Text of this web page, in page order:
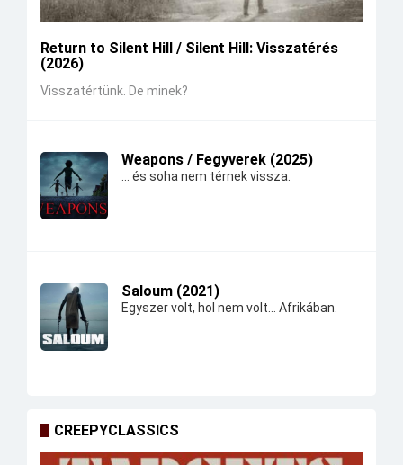
Return to Silent Hill / Silent Hill: Visszatérés
(2026)
Visszatértünk. De minek?
Weapons / Fegyverek (2025)
... és soha nem térnek vissza.
Saloum (2021)
Egyszer volt, hol nem volt... Afrikában.
CREEPYCLASSICS